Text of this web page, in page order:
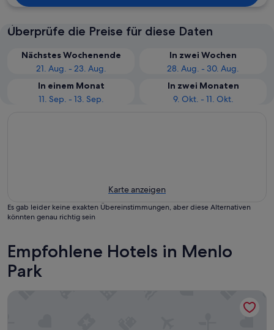
Überprüfe die Preise für diese Daten
Nächstes Wochenende
21. Aug. - 23. Aug.
In zwei Wochen
28. Aug. - 30. Aug.
In einem Monat
11. Sep. - 13. Sep.
In zwei Monaten
9. Okt. - 11. Okt.
Karte anzeigen
Es gab leider keine exakten Übereinstimmungen, aber diese Alternativen
könnten genau richtig sein
Empfohlene Hotels in Menlo
Park